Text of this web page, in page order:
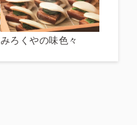
みろくやの味色々